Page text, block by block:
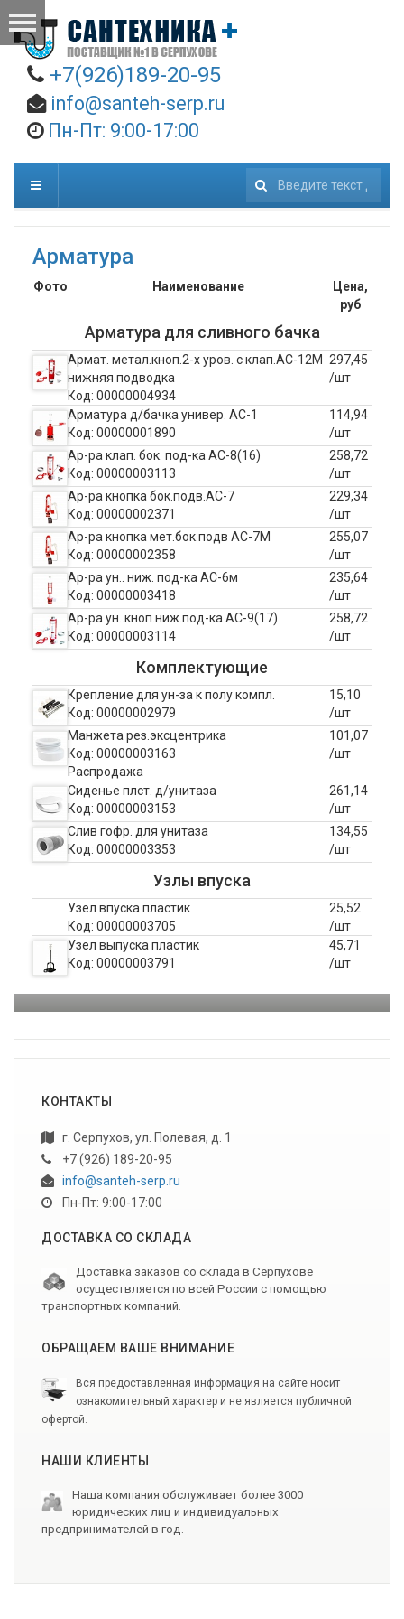
+7(926)189-20-95
info@santeh-serp.ru
Пн-Пт: 9:00-17:00
Искать...
Арматура
Фото Наименование
Цена,
руб
Арматура для сливного бачка
Армат. метал.кноп.2-х уров. с клап.АС-12М
нижняя подводка
Код: 00000004934
297,45
/шт
Арматура д/бачка универ. АС-1
Код: 00000001890
114,94
/шт
Ар-ра клап. бок. под-ка АС-8(16)
Код: 00000003113
258,72
/шт
Ар-ра кнопка бок.подв.АС-7
Код: 00000002371
229,34
/шт
Ар-ра кнопка мет.бок.подв АС-7М
Код: 00000002358
255,07
/шт
Ар-ра ун.. ниж. под-ка АС-6м
Код: 00000003418
235,64
/шт
Ар-ра ун..кноп.ниж.под-ка АС-9(17)
Код: 00000003114
258,72
/шт
Комплектующие
Крепление для ун-за к полу компл.
Код: 00000002979
15,10
/шт
Манжета рез.эксцентрика
Код: 00000003163
Распродажа
101,07
/шт
Сиденье плст. д/унитаза
Код: 00000003153
261,14
/шт
Слив гофр. для унитаза
Код: 00000003353
134,55
/шт
Узлы впуска
Узел впуска пластик
Код: 00000003705
25,52
/шт
Узел выпуска пластик
Код: 00000003791
45,71
/шт
КОНТАКТЫ
г. Серпухов, ул. Полевая, д. 1
+7 (926) 189-20-95
info@santeh-serp.ru
Пн-Пт: 9:00-17:00
ДОСТАВКА СО СКЛАДА
Доставка заказов со склада в Серпухове
осуществляется по всей России с помощью
транспортных компаний.
ОБРАЩАЕМ ВАШЕ ВНИМАНИЕ
Вся предоставленная информация на сайте носит
ознакомительный характер и не является публичной
офертой.
НАШИ КЛИЕНТЫ
Наша компания обслуживает более 3000
юридических лиц и индивидуальных
предпринимателей в год.